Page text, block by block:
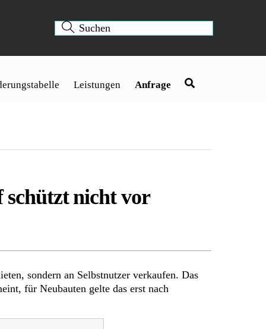
Leistungen Anfrage
schützt nicht vor
sondern an Selbstnutzer verkaufen. Das
für Neubauten gelte das erst nach